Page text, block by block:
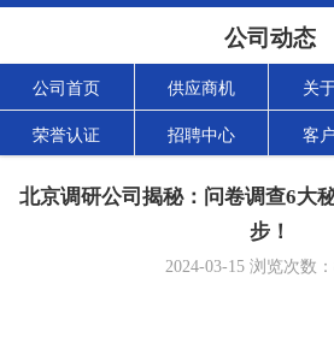
公司动态
公司首页 供应商机 关
荣誉认证 招聘中心 客
北京调研公司揭秘：问卷调查6大
步！
2024-03-15浏览次数：